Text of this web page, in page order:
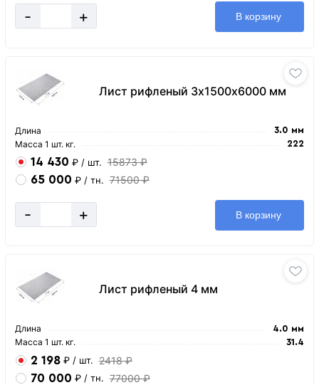
- + В корзину
Лист рифленый 3х1500х6000 мм
Длина 3.0 мм
Масса 1 шт. кг. 222
14 430 ₽ / шт. 15873 ₽
65 000 ₽ / тн. 71500 ₽
- + В корзину
Лист рифленый 4 мм
Длина 4.0 мм
Масса 1 шт. кг. 31.4
2 198 ₽ / шт. 2418 ₽
70 000 ₽ / тн. 77000 ₽